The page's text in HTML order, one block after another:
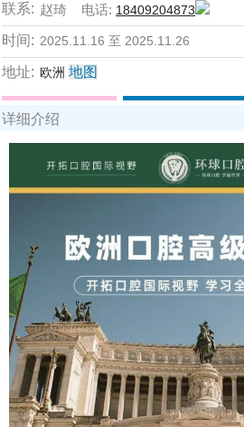
联系: 赵琦 电话: 18409204873
时间: 2025.11.16 至 2025.11.26
地址: 欧洲 地图
详细介绍